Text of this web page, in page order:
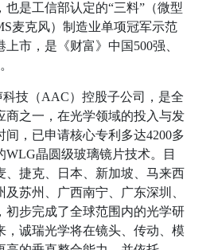
也是工信部认定的“三料”（微型
麦克风）制造业单项冠军示范
市，是《财富》中国500强、
技（AAC）控股子公司，是全
商之一，在光学领域的投入与发
间，已申请核心专利多达4200多
WLG晶圆级玻璃镜片技术。目
、捷克、日本、新加坡、马来西
苏州、广西南宁、广东深圳、
初步完成了全球范围内的光学研
，诚瑞光学将在镜头、传动、模